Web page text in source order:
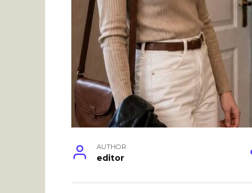
AUTHOR
editor